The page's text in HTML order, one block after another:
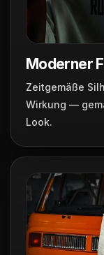
Moderner
Zeitgemäße
Wirkung —
Look.